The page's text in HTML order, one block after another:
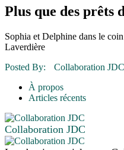
Le rendez-vous des
30 juin 2015 | Fantaisie
16 juillet 2026 |
16 juillet 2026
16 juillet 2026 |
Plus que des prêts
Sophia et Delphine dans le
Laverdière
Posted By:
Collaboration JDC
À propos
Articles récents
Collaboration JDC